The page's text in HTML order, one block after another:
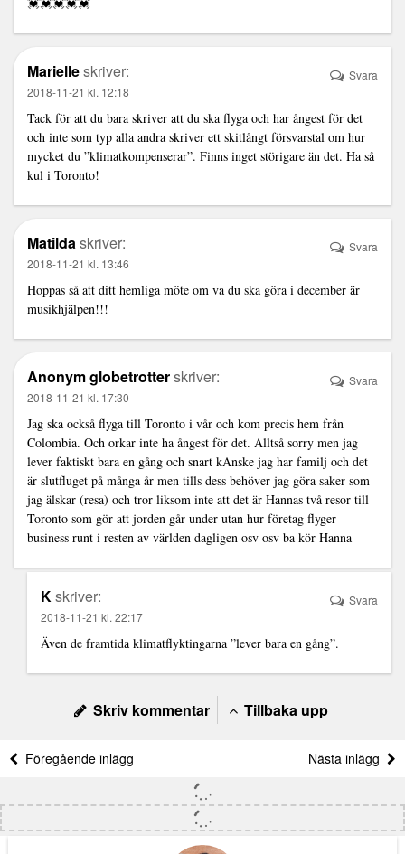
Marielleskriver:
2018-11-21 kl. 12:18
Tack för att du bara skriver att du ska flyga och har ångest för det
och inte som typ alla andra skriver ett skitlångt försvarstal om hur
mycket du ”klimatkompenserar”. Finns inget störigare än det. Ha så
kul i Toronto!
Svara
Matildaskriver:
2018-11-21 kl. 13:46
Hoppas så att ditt hemliga möte om va du ska göra i december är
musikhjälpen!!!
Svara
Anonym globetrotterskriver:
2018-11-21 kl. 17:30
Jag ska också flyga till Toronto i vår och kom precis hem från
Colombia. Och orkar inte ha ångest för det. Alltså sorry men jag
lever faktiskt bara en gång och snart kAnske jag har familj och det
är slutfluget på många år men tills dess behöver jag göra saker som
jag älskar (resa) och tror liksom inte att det är Hannas två resor till
Toronto som gör att jorden går under utan hur företag flyger
business runt i resten av världen dagligen osv osv ba kör Hanna
Svara
Kskriver:
2018-11-21 kl. 22:17
Även de framtida klimatflyktingarna ”lever bara en gång”.
Svara
Skriv kommentar Tillbaka upp
Föregående inlägg Nästa inlägg